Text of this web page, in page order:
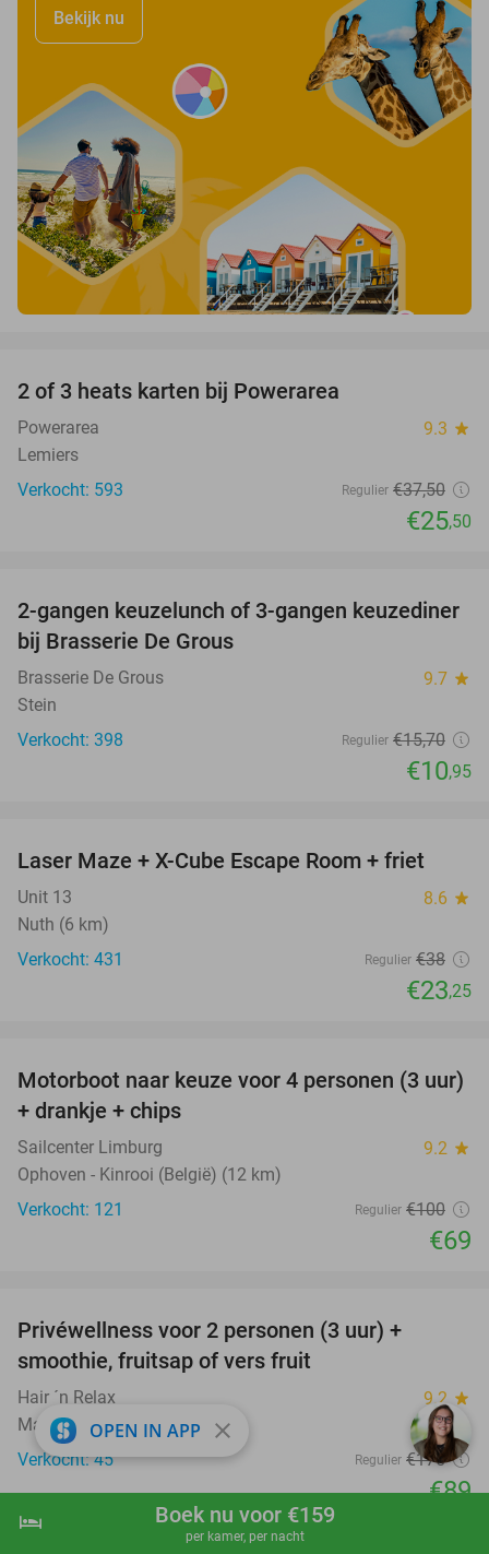
shopping_cart Boek nu
hotel Boek nu voor €159
per kamer, per nacht
Bekijk nu
2 of 3 heats karten bij Powerarea
Powerarea 9.3 star
Lemiers
Verkocht: 593
Regulier €37,50
€25,50
30%
2-gangen keuzelunch of 3-gangen keuzediner
bij Brasserie De Grous
Brasserie De Grous 9.7 star
Stein
Verkocht: 398
Regulier €15,70
€10,95
39%
Laser Maze + X-Cube Escape Room + friet
Unit 13 8.6 star
Nuth (6 km)
Verkocht: 431
Regulier €38
€23,25
31%
Motorboot naar keuze voor 4 personen (3 uur)
+ drankje + chips
Sailcenter Limburg 9.2 star
Ophoven - Kinrooi (België) (12 km)
Verkocht: 121
Regulier €100
€69
Privéwellness voor 2 personen (3 uur) +
smoothie, fruitsap of vers fruit
Hair ´n Relax 9.2 star
Maasmechelen (9 km)
Verkocht: 45
Regulier €175
€89
OPEN IN APP close